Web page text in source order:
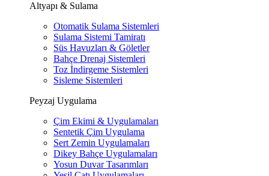
Altyapı & Sulama
Otomatik Sulama Sistemleri
Sulama Sistemi Tamiratı
Süs Havuzları & Göletler
Bahçe Drenaj Sistemleri
Toz İndirgeme Sistemleri
Sisleme Sistemleri
Peyzaj Uygulama
Çim Ekimi & Uygulamaları
Sentetik Çim Uygulama
Sert Zemin Uygulamaları
Dikey Bahçe Uygulamaları
Yosun Duvar Tasarımları